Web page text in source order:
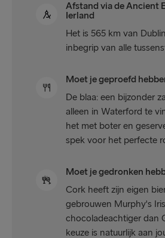
Afstand via de Ancient
Ierland
Het is 565 km van
inbegrip van alle
Moet je geproefd
De blaa: een bijzonder
alleen in Waterford te
het met boter en
spek voor het perfecte
Moet je gedronken
Cork heeft zijn eigen
gebrouwen Murphy's
chocoladeachtiger dan
keuze is natuurlijk aan